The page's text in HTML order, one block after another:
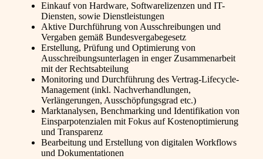
Einkauf von Hardware, Softwarelizenzen und IT-
Diensten, sowie Dienstleistungen
Aktive Durchführung von Ausschreibungen und
Vergaben gemäß Bundesvergabegesetz
Erstellung, Prüfung und Optimierung von
Ausschreibungsunterlagen in enger Zusammenarbeit
mit der Rechtsabteilung
Monitoring und Durchführung des Vertrag‑Lifecycle-
Management (inkl. Nachverhandlungen,
Verlängerungen, Ausschöpfungsgrad etc.)
Marktanalysen, Benchmarking und Identifikation von
Einsparpotenzialen mit Fokus auf Kostenoptimierung
und Transparenz
Bearbeitung und Erstellung von digitalen Workflows
und Dokumentationen